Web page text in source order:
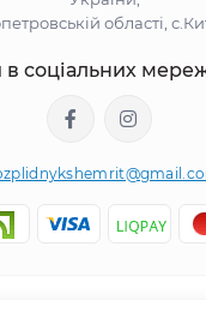
області,
соціальних